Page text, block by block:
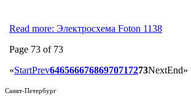
Read more: Электросхема Foton 1138
Page 73 of 73
«StartPrev64656667686970717273NextEnd»
Санкт-Петербург